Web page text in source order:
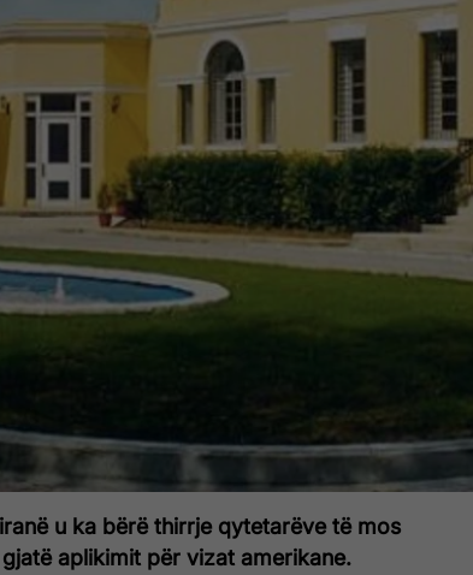
u ka bërë thirrje qytetarëve të mos
aplikimit për vizat amerikane.